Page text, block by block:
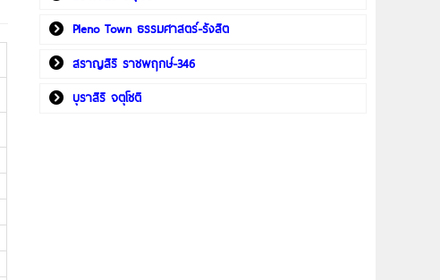
Pleno Town ธรรมศาสตร์-รังสิต
สราญสิริ ราชพฤกษ์-346
บุราสิริ จตุโชติ